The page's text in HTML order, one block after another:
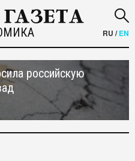
RU /EN
российскую